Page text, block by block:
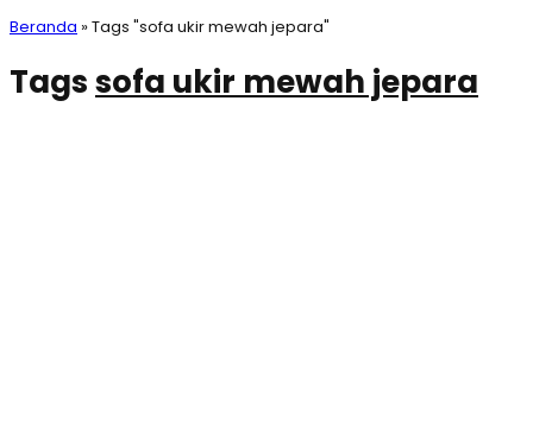
Beranda »Tags "sofa ukir mewah jepara"
Tagssofa ukir mewah jepara